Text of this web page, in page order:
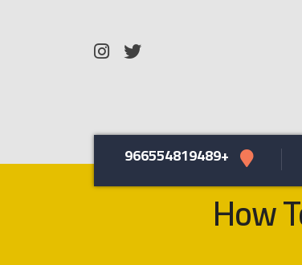
+966554819489
How